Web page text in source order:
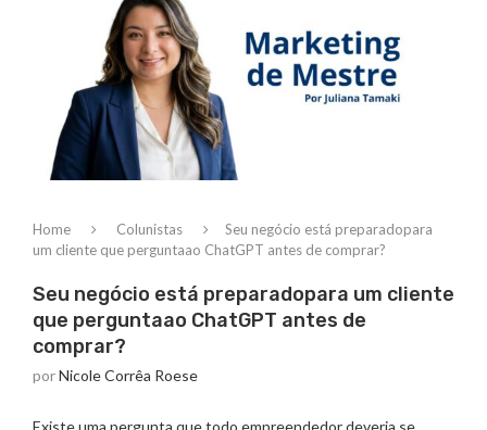
Home Colunistas
Seu negócio está preparadopara
um cliente que perguntaao ChatGPT antes de comprar?
Seu negócio está preparadopara um cliente
que perguntaao ChatGPT antes de
comprar?
porNicole Corrêa Roese